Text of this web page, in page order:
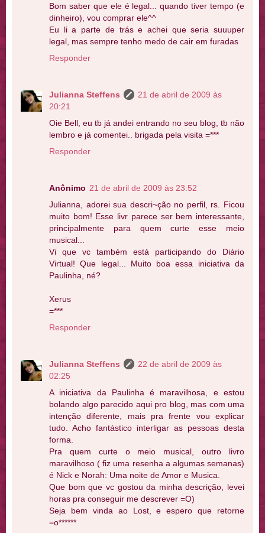
Bom saber que ele é legal... quando tiver tempo (e
dinheiro), vou comprar ele^^
Eu li a parte de trás e achei que seria suuuper
legal, mas sempre tenho medo de cair em furadas
Responder
Julianna Steffens
21 de abril de 2009 às
20:21
Oie Bell, eu tb já andei entrando no seu blog, tb não
lembro e já comentei.. brigada pela visita =***
Responder
Anônimo 21 de abril de 2009 às 23:52
Julianna, adorei sua descri~ção no perfil, rs. Ficou
muito bom! Esse livr parece ser bem interessante,
principalmente para quem curte esse meio
musical...
Vi que vc também está participando do Diário
Virtual! Que legal... Muito boa essa iniciativa da
Paulinha, né?
Xerus
=***
Responder
Julianna Steffens
22 de abril de 2009 às
02:25
A iniciativa da Paulinha é maravilhosa, e estou
bolando algo parecido aqui pro blog, mas com uma
intenção diferente, mais pra frente vou explicar
tudo. Acho fantástico interligar as pessoas desta
forma.
Pra quem curte o meio musical, outro livro
maravilhoso ( fiz uma resenha a algumas semanas)
é Nick e Norah: Uma noite de Amor e Musica.
Que bom que vc gostou da minha descrição, levei
horas pra conseguir me descrever =O)
Seja bem vinda ao Lost, e espero que retorne
=o******